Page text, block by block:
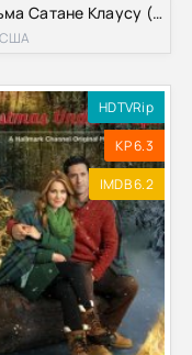
Письма Сатане Клаусу (2020)
HDTVRip
KP 6.3
IMDB 6.2